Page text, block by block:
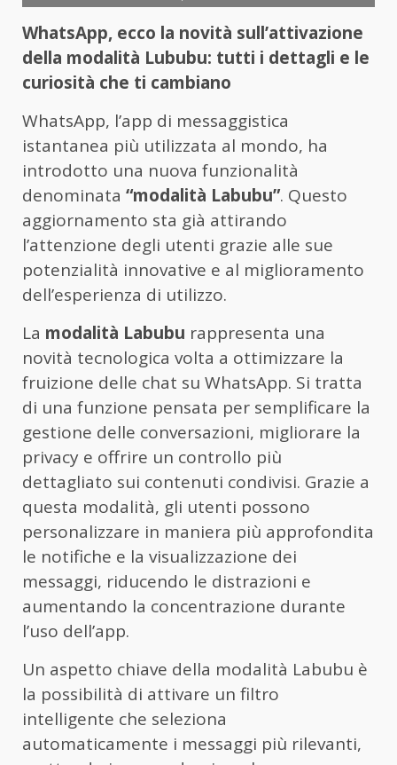
WhatsApp, ecco la novità sull’attivazione
della modalità Lububu: tutti i dettagli e le
curiosità che ti cambiano
WhatsApp, l’app di messaggistica
istantanea più utilizzata al mondo, ha
introdotto una nuova funzionalità
denominata “modalità Labubu”. Questo
aggiornamento sta già attirando
l’attenzione degli utenti grazie alle sue
potenzialità innovative e al miglioramento
dell’esperienza di utilizzo.
La modalità Labubu rappresenta una
novità tecnologica volta a ottimizzare la
fruizione delle chat su WhatsApp. Si tratta
di una funzione pensata per semplificare la
gestione delle conversazioni, migliorare la
privacy e offrire un controllo più
dettagliato sui contenuti condivisi. Grazie a
questa modalità, gli utenti possono
personalizzare in maniera più approfondita
le notifiche e la visualizzazione dei
messaggi, riducendo le distrazioni e
aumentando la concentrazione durante
l’uso dell’app.
Un aspetto chiave della modalità Labubu è
la possibilità di attivare un filtro
intelligente che seleziona
automaticamente i messaggi più rilevanti,